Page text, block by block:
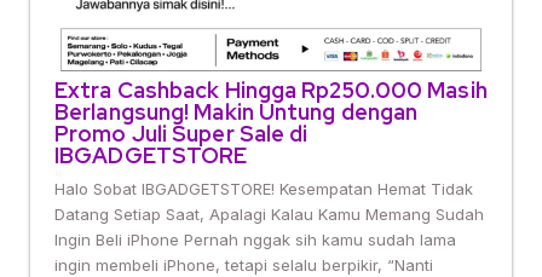
Extra Cashback Hingga Rp250.000 Masih
Berlangsung! Makin Untung dengan
Promo Juli Super Sale di
IBGADGETSTORE
Halo Sobat IBGADGETSTORE! Kesempatan Hemat Tidak
Datang Setiap Saat, Apalagi Kalau Kamu Memang Sudah
Ingin Beli iPhone Pernah nggak sih kamu sudah lama
ingin membeli iPhone, tetapi selalu berpikir, “Nanti